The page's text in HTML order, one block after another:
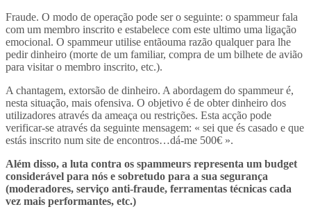
Fraude. O modo de operação pode ser o seguinte: o spammeur fala
com um membro inscrito e estabelece com este ultimo uma ligação
emocional. O spammeur utilise entãouma razão qualquer para lhe
pedir dinheiro (morte de um familiar, compra de um bilhete de avião
para visitar o membro inscrito, etc.).
A chantagem, extorsão de dinheiro. A abordagem do spammeur é,
nesta situação, mais ofensiva. O objetivo é de obter dinheiro dos
utilizadores através da ameaça ou restrições. Esta acção pode
verificar-se através da seguinte mensagem: « sei que és casado e que
estás inscrito num site de encontros…dá-me 500€ ».
Além disso, a luta contra os spammeurs representa um budget
considerável para nós e sobretudo para a sua segurança
(moderadores, serviço anti-fraude, ferramentas técnicas cada
vez mais performantes, etc.)